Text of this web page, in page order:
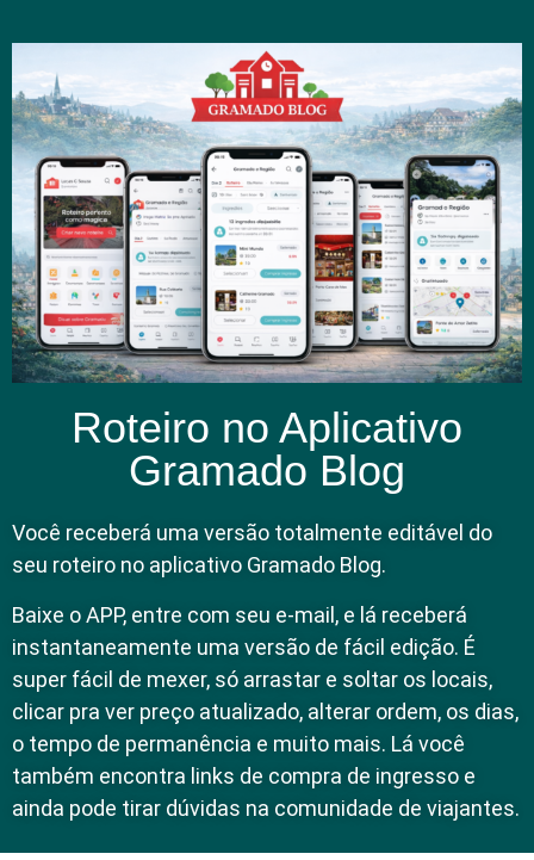
Roteiro no Aplicativo
Gramado Blog
Você receberá uma versão totalmente editável do
seu roteiro no aplicativo Gramado Blog.
Baixe o APP, entre com seu e-mail, e lá receberá
instantaneamente uma versão de fácil edição. É
super fácil de mexer, só arrastar e soltar os locais,
clicar pra ver preço atualizado, alterar ordem, os dias,
o tempo de permanência e muito mais. Lá você
também encontra links de compra de ingresso e
ainda pode tirar dúvidas na comunidade de viajantes.